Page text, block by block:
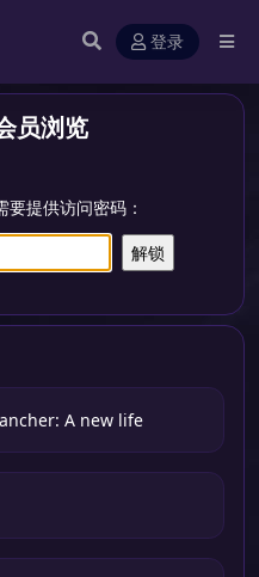
登录
员浏览
提供访问密码：
A new life